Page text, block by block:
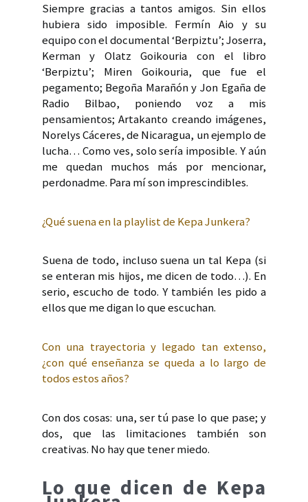
Siempre gracias a tantos amigos. Sin ellos
hubiera sido imposible. Fermín Aio y su
equipo con el documental ‘Berpiztu’; Joserra,
Kerman y Olatz Goikouria con el libro
‘Berpiztu’; Miren Goikouria, que fue el
pegamento; Begoña Marañón y Jon Egaña de
Radio Bilbao, poniendo voz a mis
pensamientos; Artakanto creando imágenes,
Norelys Cáceres, de Nicaragua, un ejemplo de
lucha… Como ves, solo sería imposible. Y aún
me quedan muchos más por mencionar,
perdonadme. Para mí son imprescindibles.
¿Qué suena en la playlist de Kepa Junkera?
Suena de todo, incluso suena un tal Kepa (si
se enteran mis hijos, me dicen de todo…). En
serio, escucho de todo. Y también les pido a
ellos que me digan lo que escuchan.
Con una trayectoria y legado tan extenso,
¿con qué enseñanza se queda a lo largo de
todos estos años?
Con dos cosas: una, ser tú pase lo que pase; y
dos, que las limitaciones también son
creativas. No hay que tener miedo.
Lo que dicen de Kepa